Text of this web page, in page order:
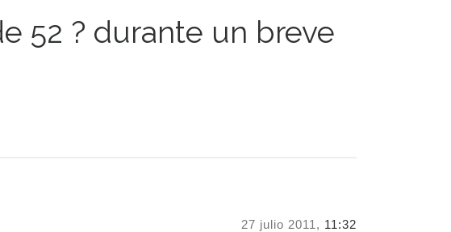
52 ? durante un breve
27 julio 2011, 11:32